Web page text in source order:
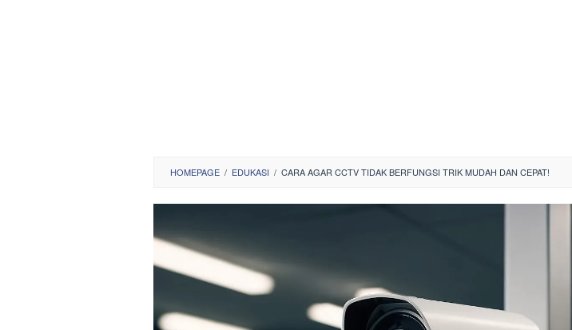
HOMEPAGE / EDUKASI / CARA AGAR CCTV TIDAK BERFUNGSI TRIK MUDAH DAN CEPAT!